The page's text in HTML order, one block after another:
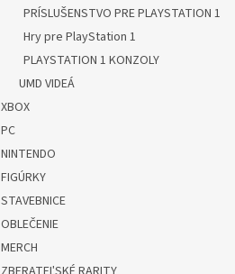
PRÍSLUŠENSTVO PRE PLAYSTATION 1
Hry pre PlayStation 1
PLAYSTATION 1 KONZOLY
UMD VIDEÁ
XBOX
PC
NINTENDO
FIGÚRKY
STAVEBNICE
OBLEČENIE
MERCH